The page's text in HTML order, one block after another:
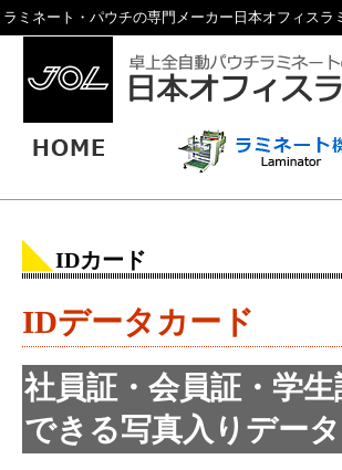
ラミネート・パウチの専門メーカー日本オフィス
IDカード
IDデータカード
社員証・会員証・学
できる写真入りデー